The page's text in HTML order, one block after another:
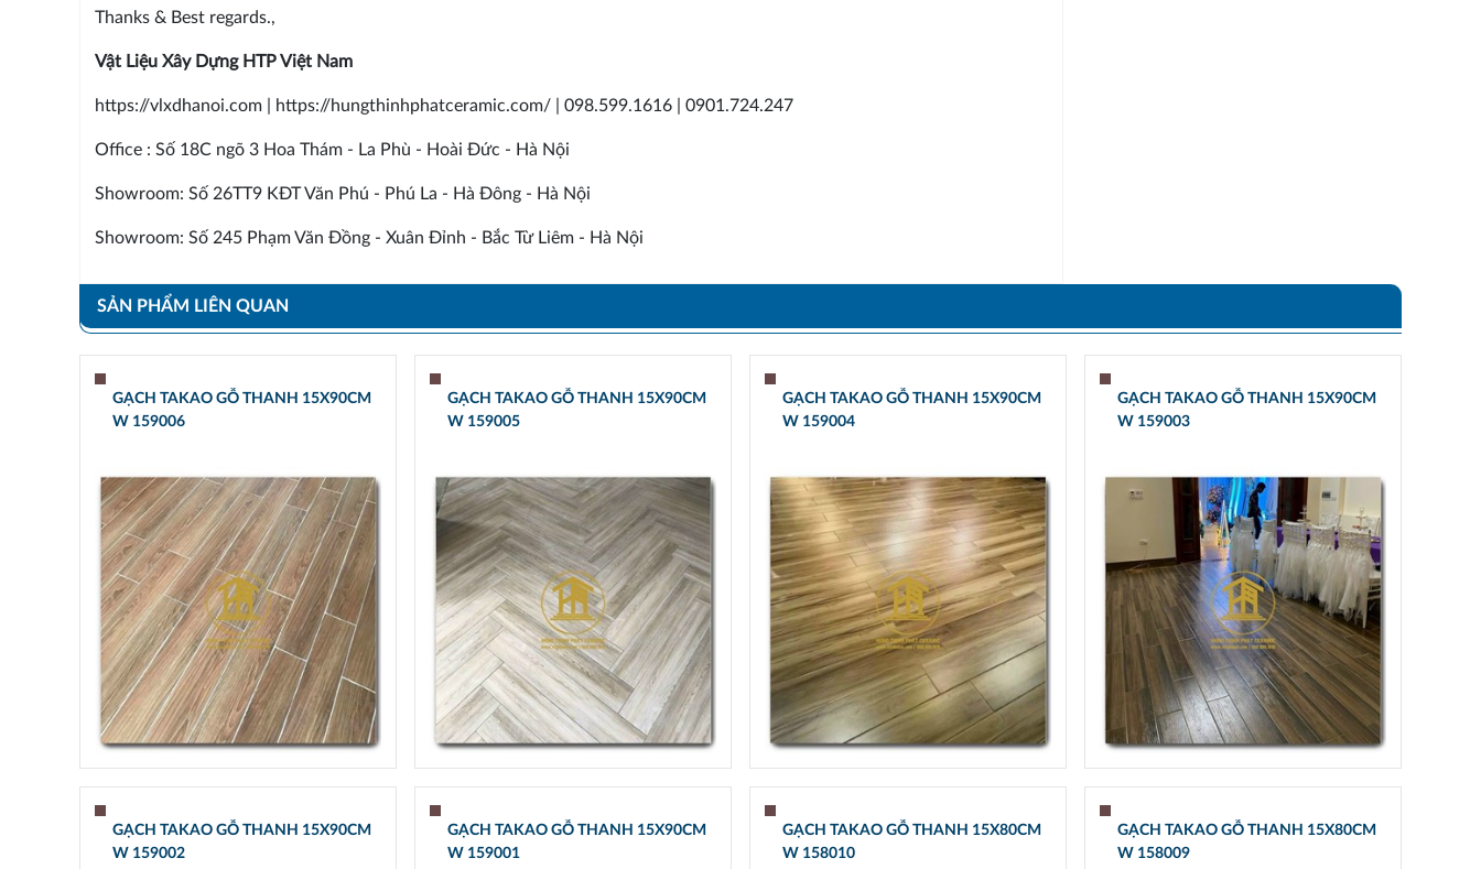
Thanks & Best regards.,
Vật Liệu Xây Dựng HTP Việt Nam
https://vlxdhanoi.com | https://hungthinhphatceramic.com/ | 098.599.1616 | 0901.724.247
Office : Số 18C ngõ 3 Hoa Thám - La Phù - Hoài Đức - Hà Nội
Showroom: Số 26TT9 KĐT Văn Phú - Phú La - Hà Đông - Hà Nội
Showroom: Số 245 Phạm Văn Đồng - Xuân Đỉnh - Bắc Từ Liêm - Hà Nội
SẢN PHẨM LIÊN QUAN
GẠCH TAKAO GỖ THANH 15X90CM
W 159006
GẠCH TAKAO GỖ THANH 15X90CM
W 159005
GẠCH TAKAO GỖ THANH 15X90CM
W 159004
GẠCH TAKAO GỖ THANH 15X90CM
W 159003
GẠCH TAKAO GỖ THANH 15X90CM
W 159002
GẠCH TAKAO GỖ THANH 15X90CM
W 159001
GẠCH TAKAO GỖ THANH 15X80CM
W 158010
GẠCH TAKAO GỖ THANH 15X80CM
W 158009